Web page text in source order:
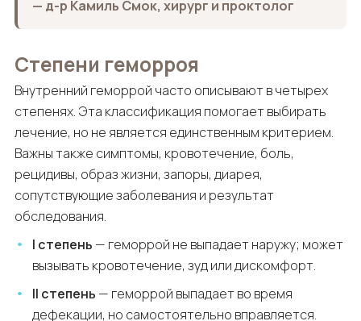
— д-р Камиль Смок, хирург и проктолог
Степени геморроя
Внутренний геморрой часто описывают в четырех
степенях. Эта классификация помогает выбирать
лечение, но не является единственным критерием.
Важны также симптомы, кровотечение, боль,
рецидивы, образ жизни, запоры, диарея,
сопутствующие заболевания и результат
обследования.
I степень — геморрой не выпадает наружу; может
вызывать кровотечение, зуд или дискомфорт.
II степень — геморрой выпадает во время
дефекации, но самостоятельно вправляется.